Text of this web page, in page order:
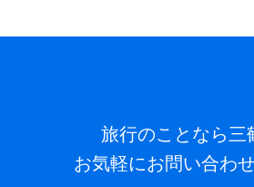
旅行のことなら三
お気軽にお問い合わ